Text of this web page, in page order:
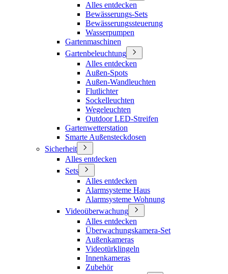
Alles entdecken
Bewässerungs-Sets
Bewässerungssteuerung
Wasserpumpen
Gartenmaschinen
Gartenbeleuchtung
Alles entdecken
Außen-Spots
Außen-Wandleuchten
Flutlichter
Sockelleuchten
Wegeleuchten
Outdoor LED-Streifen
Gartenwetterstation
Smarte Außensteckdosen
Sicherheit
Alles entdecken
Sets
Alles entdecken
Alarmsysteme Haus
Alarmsysteme Wohnung
Videoüberwachung
Alles entdecken
Überwachungskamera-Set
Außenkameras
Videotürklingeln
Innenkameras
Zubehör